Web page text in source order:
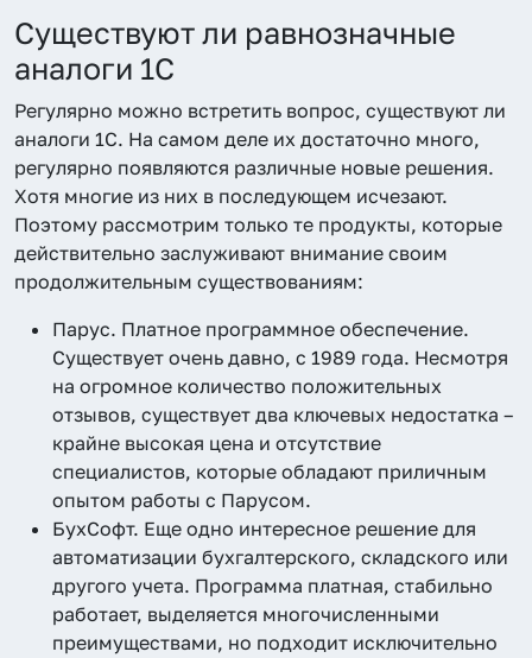
Существуют ли равнозначные
аналоги 1С
Регулярно можно встретить вопрос, существуют ли
аналоги 1С. На самом деле их достаточно много,
регулярно появляются различные новые решения.
Хотя многие из них в последующем исчезают.
Поэтому рассмотрим только те продукты, которые
действительно заслуживают внимание своим
продолжительным существованиям:
Парус. Платное программное обеспечение.
Существует очень давно, с 1989 года. Несмотря
на огромное количество положительных
отзывов, существует два ключевых недостатка –
крайне высокая цена и отсутствие
специалистов, которые обладают приличным
опытом работы с Парусом.
БухСофт. Еще одно интересное решение для
автоматизации бухгалтерского, складского или
другого учета. Программа платная, стабильно
работает, выделяется многочисленными
преимуществами, но подходит исключительно